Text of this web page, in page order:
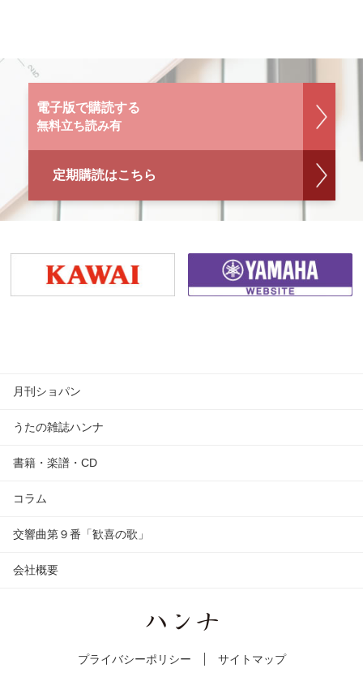
電子版で購読する
無料立ち読み有
定期購読はこちら
月刊ショパン
うたの雑誌ハンナ
書籍・楽譜・CD
コラム
交響曲第９番「歓喜の歌」
会社概要
プライバシーポリシー サイトマップ